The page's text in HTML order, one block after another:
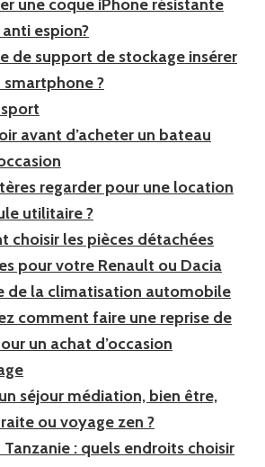
une coque iPhone résistante
espion?
de support de stockage insérer
smartphone ?
avant d’acheter un bateau
regarder pour une location
utilitaire ?
choisir les pièces détachées
pour votre Renault ou Dacia
de la climatisation automobile
comment faire une reprise de
un achat d’occasion
séjour médiation, bien être,
ou voyage zen ?
Tanzanie : quels endroits choisir